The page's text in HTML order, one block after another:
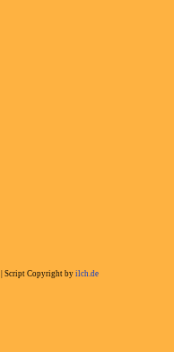
| Script Copyright by ilch.de